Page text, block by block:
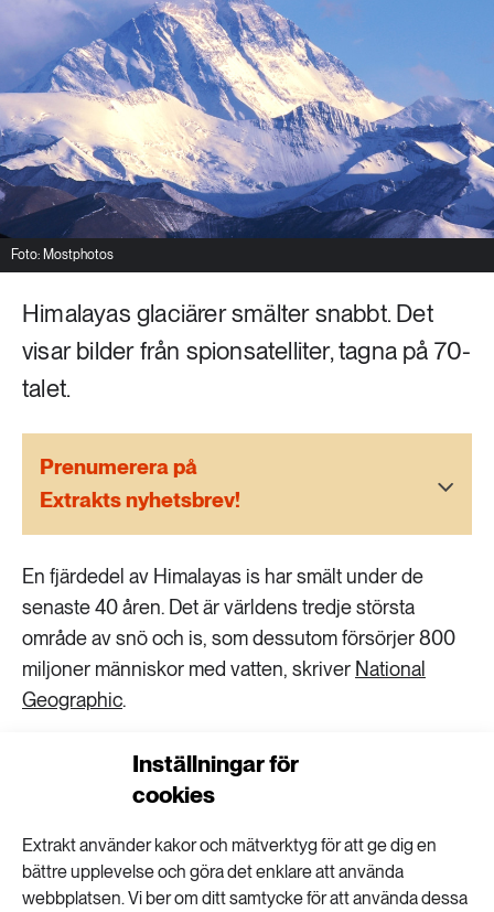
Inställningar för
cookies
Extrakt använder kakor och mätverktyg för att ge dig en
bättre upplevelse och göra det enklare att använda
webbplatsen. Vi ber om ditt samtycke för att använda dessa
Mat & jordbruk
Skog
Social hållbarhet
Transport
Vatten
252 ARTIKLAR
Landsbygd
939 ARTIKLAR
Livsstil & konsumtion
612 ARTIKLAR
Mat & jordbruk
262 ARTIKLAR
Skog
Social hållbarhet
189 ARTIKLAR
Vatten
Foto: Mostphotos
Himalayas glaciärer smälter snabbt. Det
visar bilder från spionsatelliter, tagna på 70-
talet.
Prenumerera på
Extrakts nyhetsbrev!
En fjärdedel av Himalayas is har smält under de
senaste 40 åren. Det är världens tredje största
område av snö och is, som dessutom försörjer 800
miljoner människor med vatten, skriver National
Geographic.
Sedan 2000 har takten på issmältningen
fördubblats, enligt bilderna som tidigare varit
översvämningar i närliggande områden, och kan i
framtiden leda till torka.